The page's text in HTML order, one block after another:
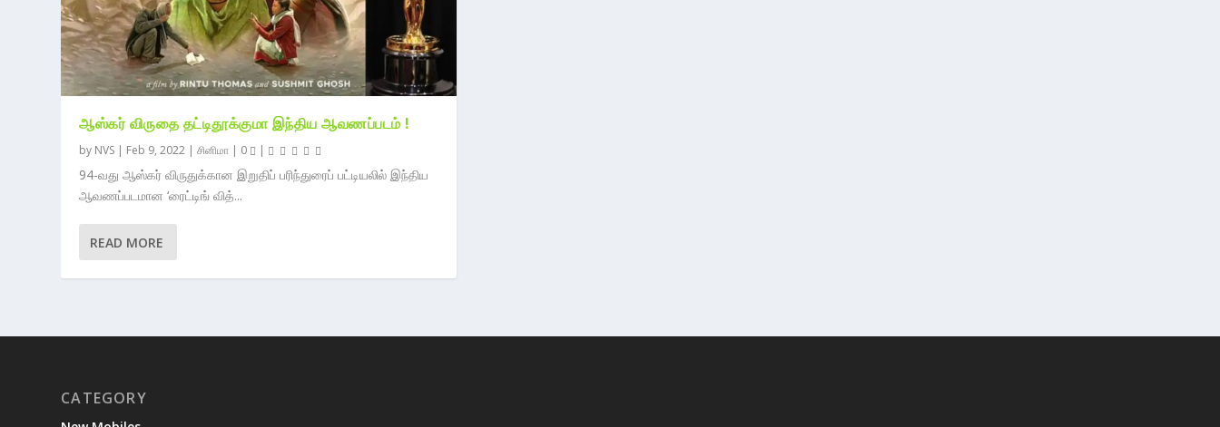
ஆஸ்கர் விருதை தட்டிதூக்குமா இந்திய ஆவணப்படம் !
by NVS | Feb 9, 2022 |சினிமா | 0 |
94-வது ஆஸ்கர் விருதுக்கான இறுதிப் பரிந்துரைப் பட்டியலில் இந்திய
ஆவணப்படமான ‘ரைட்டிங் வித்...
READ MORE
CATEGORY